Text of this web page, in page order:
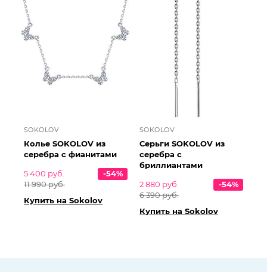
SOKOLOV
Колье SOKOLOV из
серебра с фианитами
5 400 руб.
11 990 руб.
-54%
Купить на Sokolov
SOKOLOV
Серьги SOKOLOV из
серебра с
бриллиантами
2 880 руб.
6 390 руб.
-54%
Купить на Sokolov